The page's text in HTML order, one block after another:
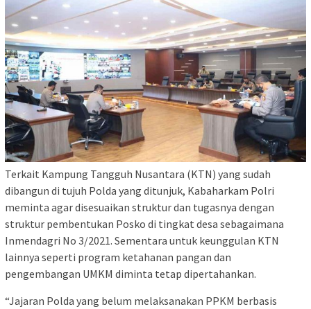
Terkait Kampung Tangguh Nusantara (KTN) yang sudah
dibangun di tujuh Polda yang ditunjuk, Kabaharkam Polri
meminta agar disesuaikan struktur dan tugasnya dengan
struktur pembentukan Posko di tingkat desa sebagaimana
Inmendagri No 3/2021. Sementara untuk keunggulan KTN
lainnya seperti program ketahanan pangan dan
pengembangan UMKM diminta tetap dipertahankan.
“Jajaran Polda yang belum melaksanakan PPKM berbasis